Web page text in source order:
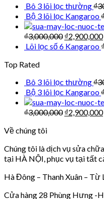
Bô 3 lõi lọc thường₫
Bộ 3 lõi lọc Kangaroo
₫3,000,000 ₫2,900,000
Lõi lọc số 6 Kangaroo ₫
Top Rated
Bô 3 lõi lọc thường₫
Bộ 3 lõi lọc Kangaroo
₫3,000,000 ₫2,900,000
Về chúng tôi
Chúng tôi là dịch vụ sửa
tại HÀ NỘI, phục vụ tại tất
Hà Đông – Thanh Xuân – Từ
Cửa hàng 28 Phùng Hưng -